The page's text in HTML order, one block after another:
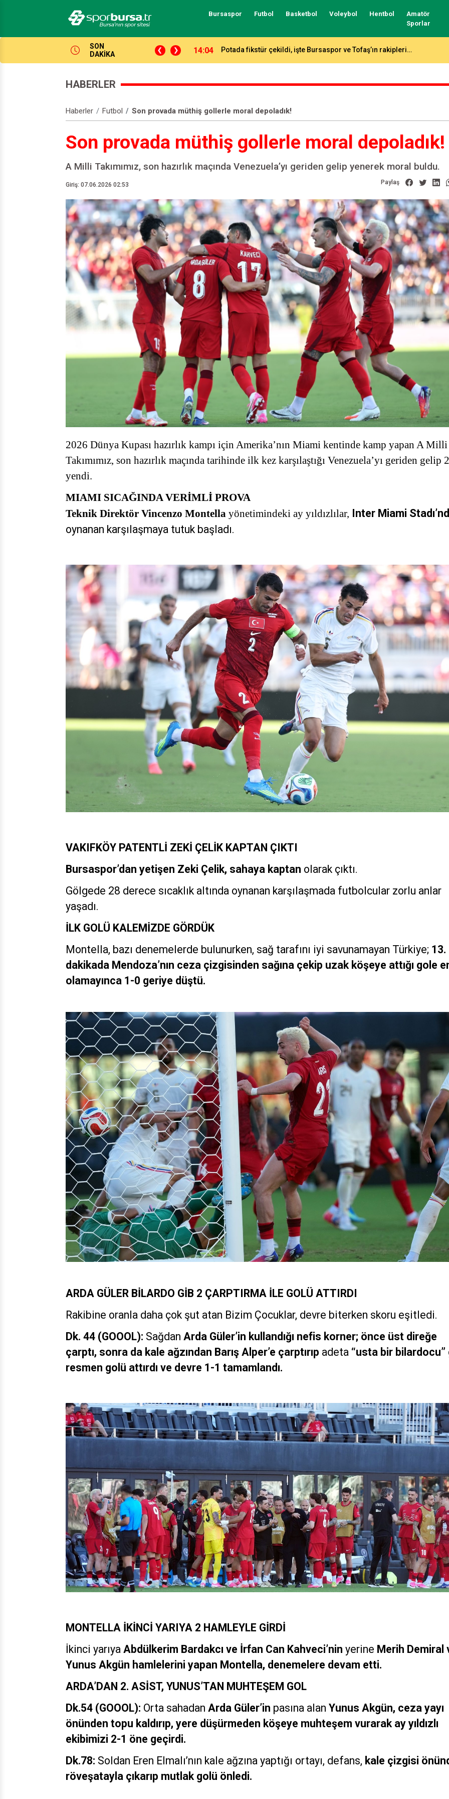
Bursaspor Futbol Basketbol Voleybol Hentbol
Amatör
Sporlar
SON
DAKİKA
14:04 Süper Lig ve 1.Lig, 2 yıl daha Trendyol!
HABERLER
Haberler Futbol Son provada müthiş gollerle moral depoladık!
Son provada müthiş gollerle moral depoladık!
A Milli Takımımız, son hazırlık maçında Venezuela’yı geriden gelip yenerek moral buldu.
Giriş: 07.06.2026 02:53 Paylaş
2026 Dünya Kupası hazırlık kampı için Amerika’nın Miami kentinde kamp yapan A Milli
Takımımız, son hazırlık maçında tarihinde ilk kez karşılaştığı Venezuela’yı geriden gelip
yendi.
MIAMI SICAĞINDA VERİMLİ PROVA
Teknik Direktör Vincenzo Montella yönetimindeki ay yıldızlılar, Inter Miami
oynanan karşılaşmaya tutuk başladı.
VAKIFKÖY PATENTLİ ZEKİ ÇELİK KAPTAN ÇIKTI
Bursaspor’dan yetişen Zeki Çelik, sahaya kaptan olarak çıktı.
Gölgede 28 derece sıcaklık altında oynanan karşılaşmada futbolcular zorlu anlar
yaşadı.
İLK GOLÜ KALEMİZDE GÖRDÜK
Montella, bazı denemelerde bulunurken, sağ tarafını iyi savunamayan Türkiye; 13.
dakikada Mendoza’nın ceza çizgisinden sağına çekip uzak köşeye attığı gole
olamayınca 1-0 geriye düştü.
ARDA GÜLER BİLARDO GİB 2 ÇARPTIRMA İLE GOLÜ ATTIRDI
Rakibine oranla daha çok şut atan Bizim Çocuklar, devre biterken skoru eşitledi.
Dk. 44 (GOOOL): Sağdan Arda Güler’in kullandığı nefis korner; önce üst direğe
çarptı, sonra da kale ağzından Barış Alper’e çarptırıp adeta “usta bir bilardocu”
resmen golü attırdı ve devre 1-1 tamamlandı.
MONTELLA İKİNCİ YARIYA 2 HAMLEYLE GİRDİ
İkinci yarıya Abdülkerim Bardakcı ve İrfan Can Kahveci’nin yerine Merih Demiral
Yunus Akgün hamlelerini yapan Montella, denemelere devam etti.
ARDA’DAN 2. ASİST, YUNUS’TAN MUHTEŞEM GOL
Dk.54 (GOOOL): Orta sahadan Arda Güler’in pasına alan Yunus Akgün, ceza yayı
önünden topu kaldırıp, yere düşürmeden köşeye muhteşem vurarak ay yıldızlı
ekibimizi 2-1 öne geçirdi.
Dk.78: Soldan Eren Elmalı’nın kale ağzına yaptığı ortayı, defans, kale çizgisi
röveşatayla çıkarıp mutlak golü önledi.